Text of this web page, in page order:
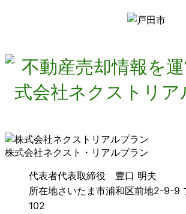
株式会社ネクスト・リアルプラン
代表者代表取締役 豊口 明夫
所在地さいたま市浦和区前地2-9-9
102